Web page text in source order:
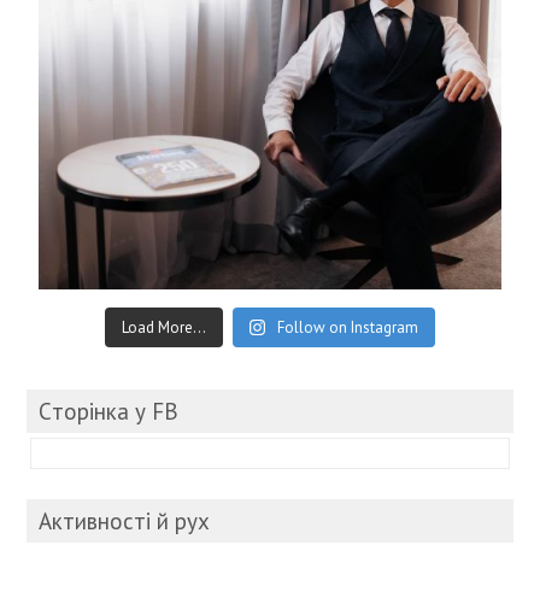
Load More... Follow on Instagram
Cторінка у FB
Активності й рух